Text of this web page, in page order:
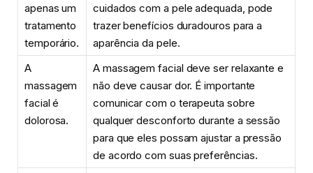
apenas um
tratamento
temporário.
cuidados com a pele adequada, pode
trazer benefícios duradouros para a
aparência da pele.
A
massagem
facial é
dolorosa.
A massagem facial deve ser relaxante e
não deve causar dor. É importante
comunicar com o terapeuta sobre
qualquer desconforto durante a sessão
para que eles possam ajustar a pressão
de acordo com suas preferências.